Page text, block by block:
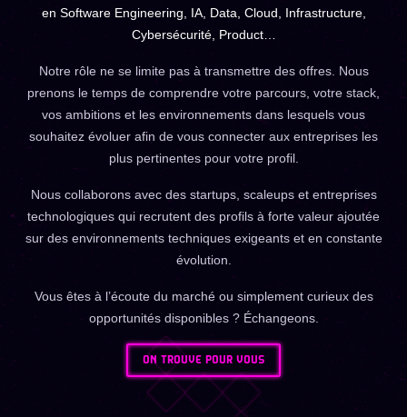
en Software Engineering, IA, Data, Cloud, Infrastructure,
Cybersécurité, Product…
Notre rôle ne se limite pas à transmettre des offres. Nous
prenons le temps de comprendre votre parcours, votre stack,
vos ambitions et les environnements dans lesquels vous
souhaitez évoluer afin de vous connecter aux entreprises les
plus pertinentes pour votre profil.
Nous collaborons avec des startups, scaleups et entreprises
technologiques qui recrutent des profils à forte valeur ajoutée
sur des environnements techniques exigeants et en constante
évolution.
Vous êtes à l’écoute du marché ou simplement curieux des
opportunités disponibles ? Échangeons.
ON TROUVE POUR VOUS